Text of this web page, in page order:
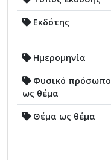
Εκδότης
Ημερομηνία
Φυσικό πρόσωπο
ως θέμα
Θέμα ως θέμα